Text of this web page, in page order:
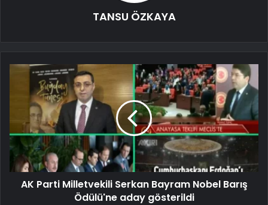
TANSU ÖZKAYA
AK Parti Milletvekili Serkan Bayram Nobel Barış
Ödülü'ne aday gösterildi